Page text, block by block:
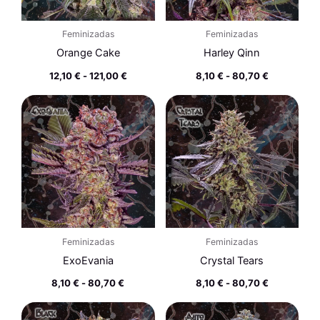
Feminizadas
Orange Cake
12,10€ - 121,00€
Feminizadas
Harley Qinn
8,10€ - 80,70€
Feminizadas
ExoEvania
8,10€ - 80,70€
Rango
de
precios:
desde
8,10 €
hasta
80,70 €
Feminizadas
Crystal Tears
8,10€ - 80,70€
Rango
de
precios:
desde
8,10 €
hasta
80,70 €
Rango
Rango